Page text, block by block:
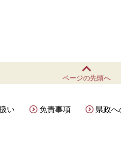
ページの先頭へ
い 免責事項 県政